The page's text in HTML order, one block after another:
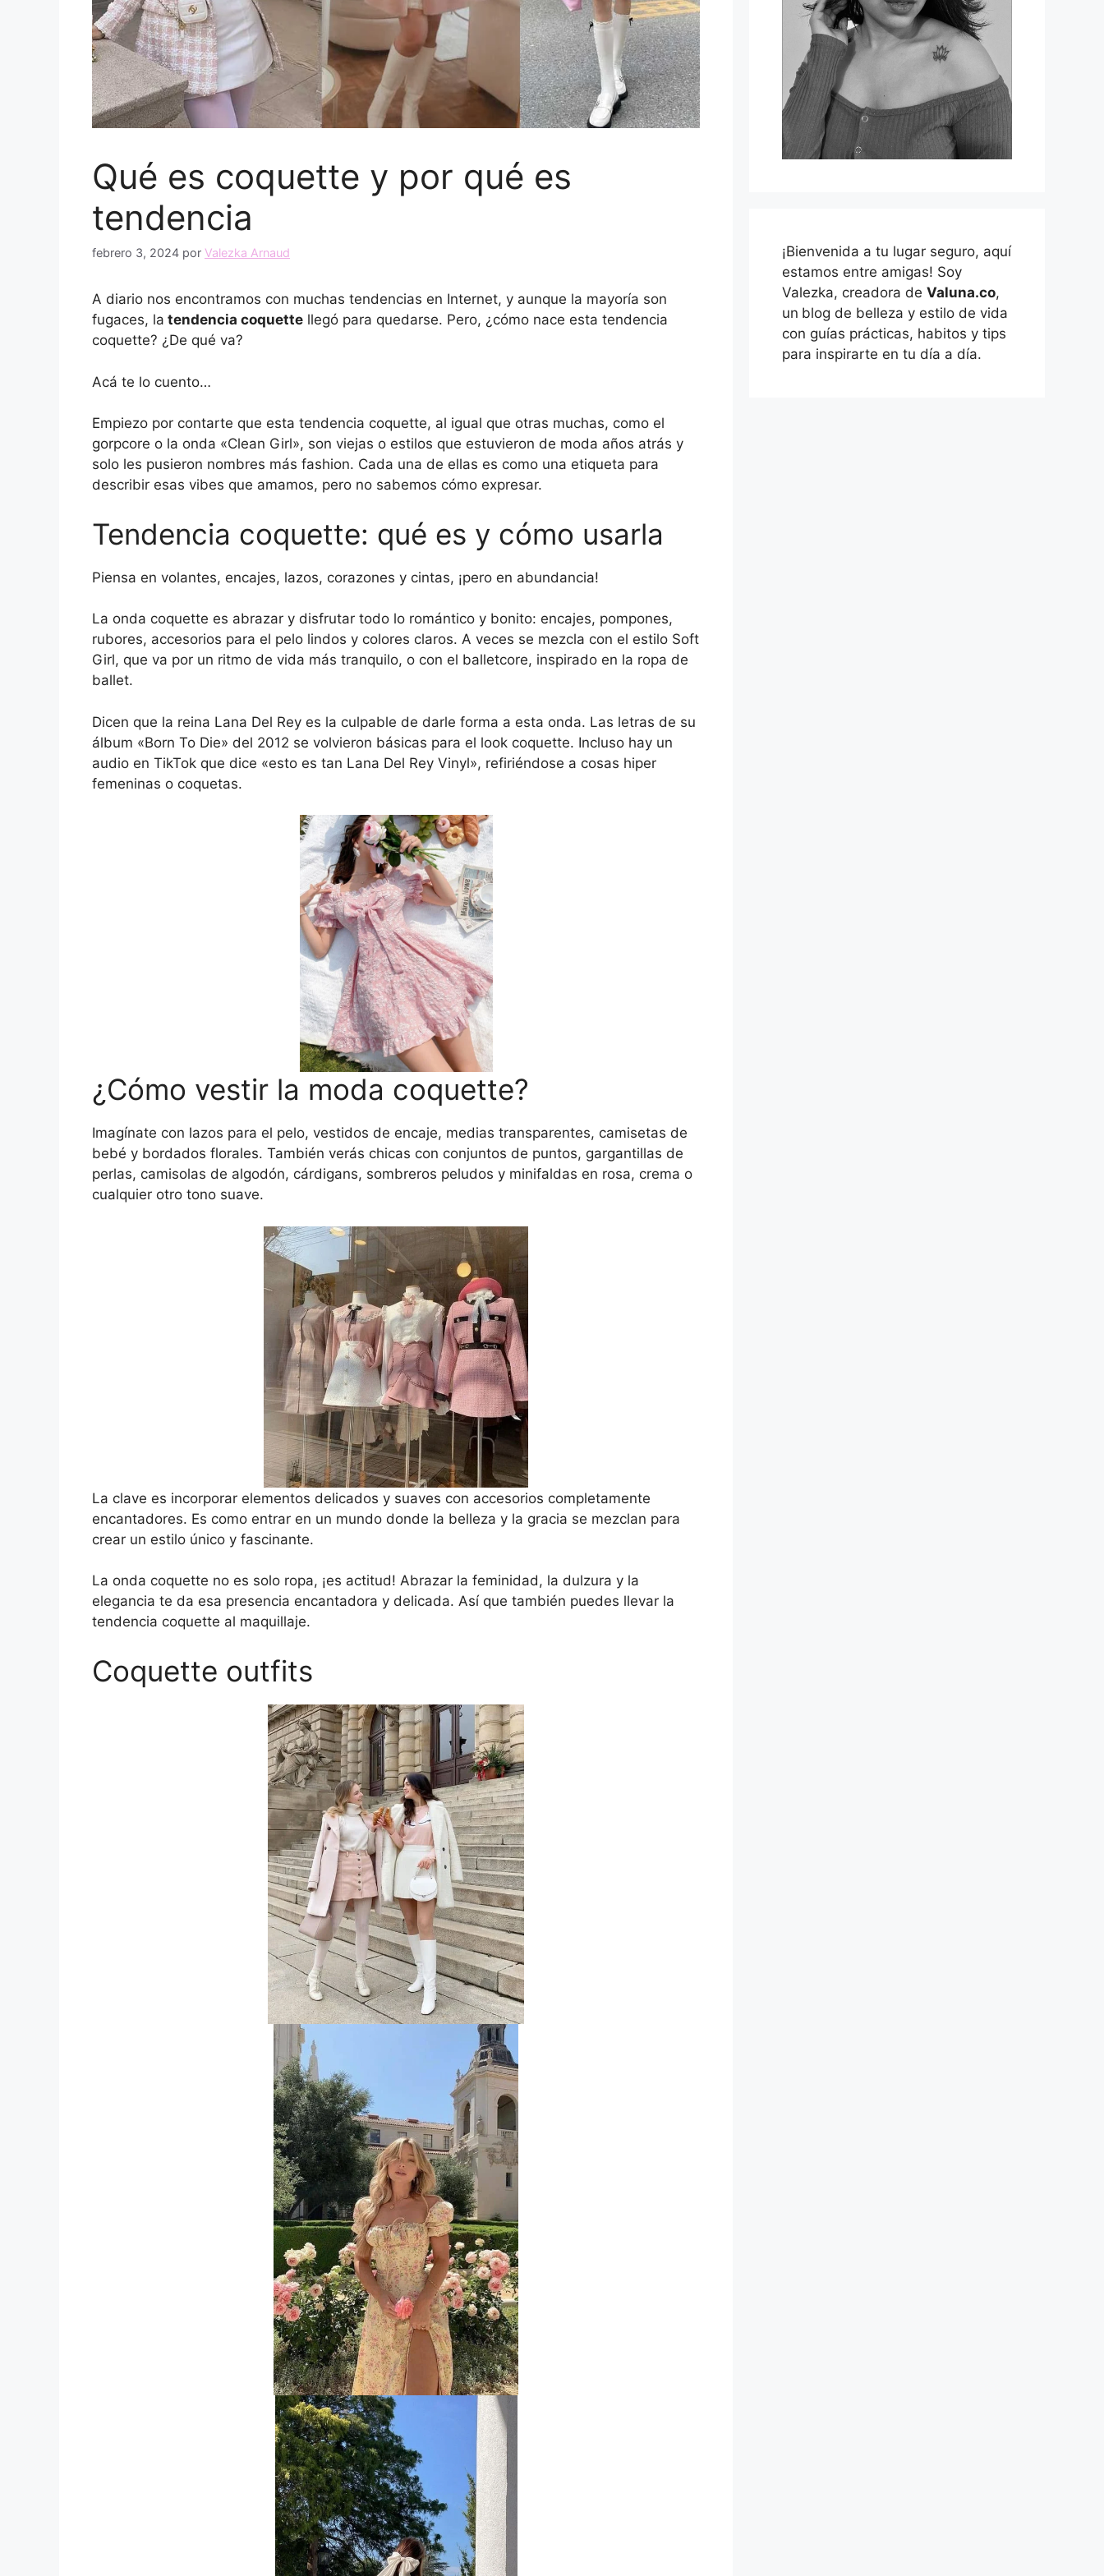
Qué es coquette y por qué es
tendencia
febrero 3, 2024 por Valezka Arnaud
A diario nos encontramos con muchas tendencias en Internet, y aunque la mayoría son
fugaces, la tendencia coquette llegó para quedarse. Pero, ¿cómo nace esta tendencia
coquette? ¿De qué va?
Acá te lo cuento…
Empiezo por contarte que esta tendencia coquette, al igual que otras muchas, como el
gorpcore o la onda «Clean Girl», son viejas o estilos que estuvieron de moda años atrás y
solo les pusieron nombres más fashion. Cada una de ellas es como una etiqueta para
describir esas vibes que amamos, pero no sabemos cómo expresar.
Tendencia coquette: qué es y cómo usarla
Piensa en volantes, encajes, lazos, corazones y cintas, ¡pero en abundancia!
La onda coquette es abrazar y disfrutar todo lo romántico y bonito: encajes, pompones,
rubores, accesorios para el pelo lindos y colores claros. A veces se mezcla con el estilo Soft
Girl, que va por un ritmo de vida más tranquilo, o con el balletcore, inspirado en la ropa de
ballet.
Dicen que la reina Lana Del Rey es la culpable de darle forma a esta onda. Las letras de su
álbum «Born To Die» del 2012 se volvieron básicas para el look coquette. Incluso hay un
audio en TikTok que dice «esto es tan Lana Del Rey Vinyl», refiriéndose a cosas hiper
femeninas o coquetas.
¿Cómo vestir la moda coquette?
Imagínate con lazos para el pelo, vestidos de encaje, medias transparentes, camisetas de
bebé y bordados florales. También verás chicas con conjuntos de puntos, gargantillas de
perlas, camisolas de algodón, cárdigans, sombreros peludos y minifaldas en rosa, crema o
cualquier otro tono suave.
La clave es incorporar elementos delicados y suaves con accesorios completamente
encantadores. Es como entrar en un mundo donde la belleza y la gracia se mezclan para
crear un estilo único y fascinante.
La onda coquette no es solo ropa, ¡es actitud! Abrazar la feminidad, la dulzura y la
elegancia te da esa presencia encantadora y delicada. Así que también puedes llevar la
tendencia coquette al maquillaje.
Coquette outfits
¡Bienvenida a tu lugar seguro, aquí
estamos entre amigas! Soy
Valezka, creadora de Valuna.co,
un blog de belleza y estilo de vida
con guías prácticas, habitos y tips
para inspirarte en tu día a día.